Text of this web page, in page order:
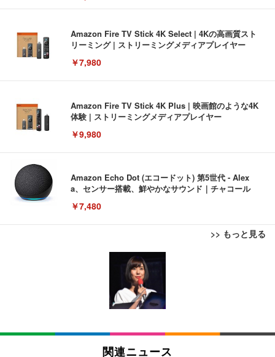
Amazon Fire TV Stick 4K Select | 4Kの高画質スト
リーミング | ストリーミングメディアプレイヤー
￥7,980
Amazon Fire TV Stick 4K Plus | 映画館のような4K
体験 | ストリーミングメディアプレイヤー
￥9,980
Amazon Echo Dot (エコードット) 第5世代 - Alex
a、センサー搭載、鮮やかなサウンド｜チャコール
￥7,480
>> もっと見る
[EdoErgo] オフィスチェア 椅子 テレワーク 疲れな
い 跳ね上げ式アームレスト コンパクト 約105度ロッ
キング pc 事務椅子 360度回転 座面昇降 強化ナイロ
ン樹脂ベース 通気性メッシュ 在宅ワーク H-WY01
(黒網+黒枠+黒足)
SIHOO B100 オフィスチェア／デスクチェア メッシ
ュチェア 人間工学 疲れない ブラック
EIZO ビジネス向けプレミアムモニター | FlexScan
EV3240X-WT | 31.5型4K UHD・USB Type-C・ホワ
￥105,595
EIZO ビジネス向けプレミアムモニター | FlexScan
Amazonベーシック ペットシーツ 薄型 レギュラー 1
回使い捨て 無香料 ホワイト 300枚
Amazonベーシック ペットシーツ 厚型 ワイド 42枚
x2袋(84枚) ホワイト(吸収面:ライトブルー)
関連ニュース